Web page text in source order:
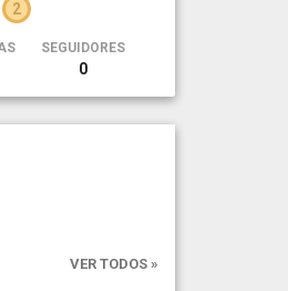
2
SEGUIDORES
0
VER TODOS »